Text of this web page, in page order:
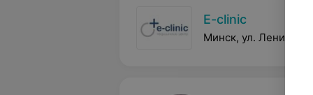
E-clinic
Минск, ул. Ленина, 5